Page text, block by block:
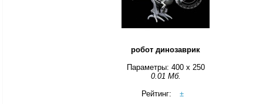
робот динозаврик
Параметры: 400 x 250
0.01 Мб.
Рейтинг:
±